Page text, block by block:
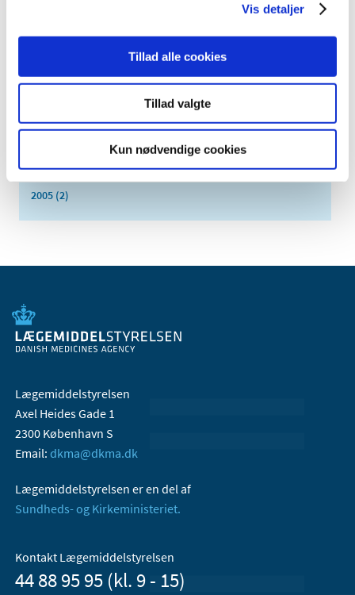
Vis detaljer
Tillad alle cookies
Tillad valgte
Kun nødvendige cookies
januar (6)
2010 (7)
2008 (8)
2006 (9)
2005 (2)
Lægemiddelstyrelsen
Axel Heides Gade 1
2300 København S
Email: dkma@dkma.dk
Lægemiddelstyrelsen er en del af
Sundheds- og Kirkeministeriet.
Kontakt Lægemiddelstyrelsen
44 88 95 95 (kl. 9 - 15)